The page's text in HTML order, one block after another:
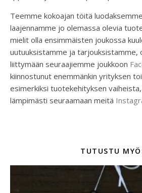
Teemme kokoajan töitä
laajennamme jo olemassa olevia
mielit olla ensimmäisten joukossa
uutuuksistamme ja
liittymään seuraajiemme joukkoon
kiinnostunut enemmänkin yrityksen
esimerkiksi tuotekehityksen
lämpimästi seuraamaan meitä
TUTUSTU